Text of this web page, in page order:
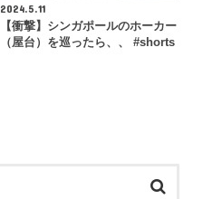
2024.5.11
【衝撃】シンガポールのホーカー
（屋台）を巡ったら、、 #shorts